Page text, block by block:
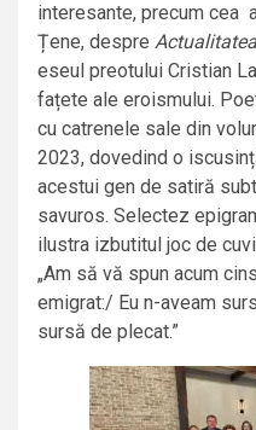
interesante, precum cea
Țene, despre
eseul preotului Cristian
fațete ale eroismului.
cu catrenele sale din
2023, dovedind o
acestui gen de satiră
savuros. Selectez
ilustra izbutitul joc de
„Am să vă spun acum
emigrat:/ Eu n-aveam
sursă de plecat.”